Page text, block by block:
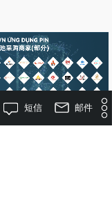
短信 邮件